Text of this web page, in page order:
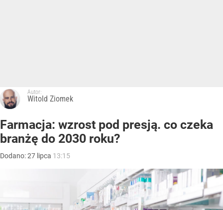
Autor:
Witold Ziomek
Farmacja: wzrost pod presją. co czeka
branżę do 2030 roku?
Dodano:27 lipca 13:15